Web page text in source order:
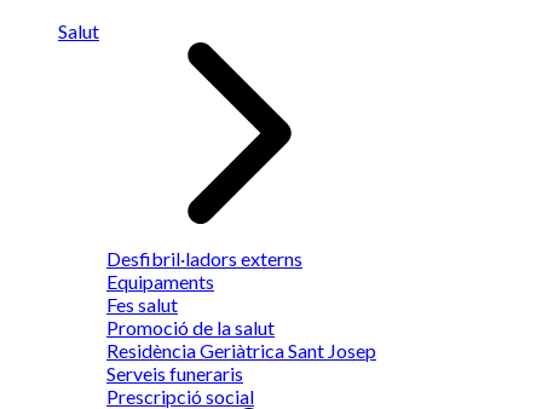
Salut
Desfibril·ladors externs
Equipaments
Fes salut
Promoció de la salut
Residència Geriàtrica Sant Josep
Serveis funeraris
Prescripció social